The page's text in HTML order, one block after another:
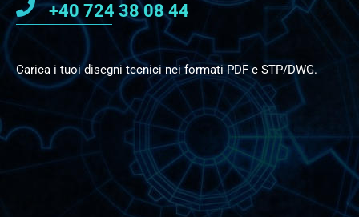
+40 724 38 08 44
Carica i tuoi disegni tecnici nei formati PDF e STP/DWG.